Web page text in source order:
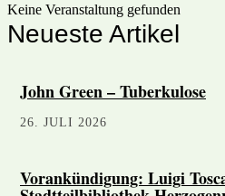
Keine Veranstaltung gefunden
Neueste Artikel
John Green – Tuberkulose
26. JULI 2026
Vorankündigung: Luigi